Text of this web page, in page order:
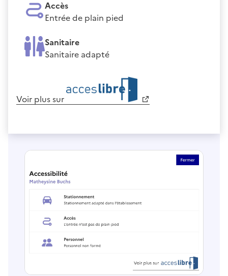
Accès
Entrée de plain pied
Sanitaire
Sanitaire adapté
Voir plus sur